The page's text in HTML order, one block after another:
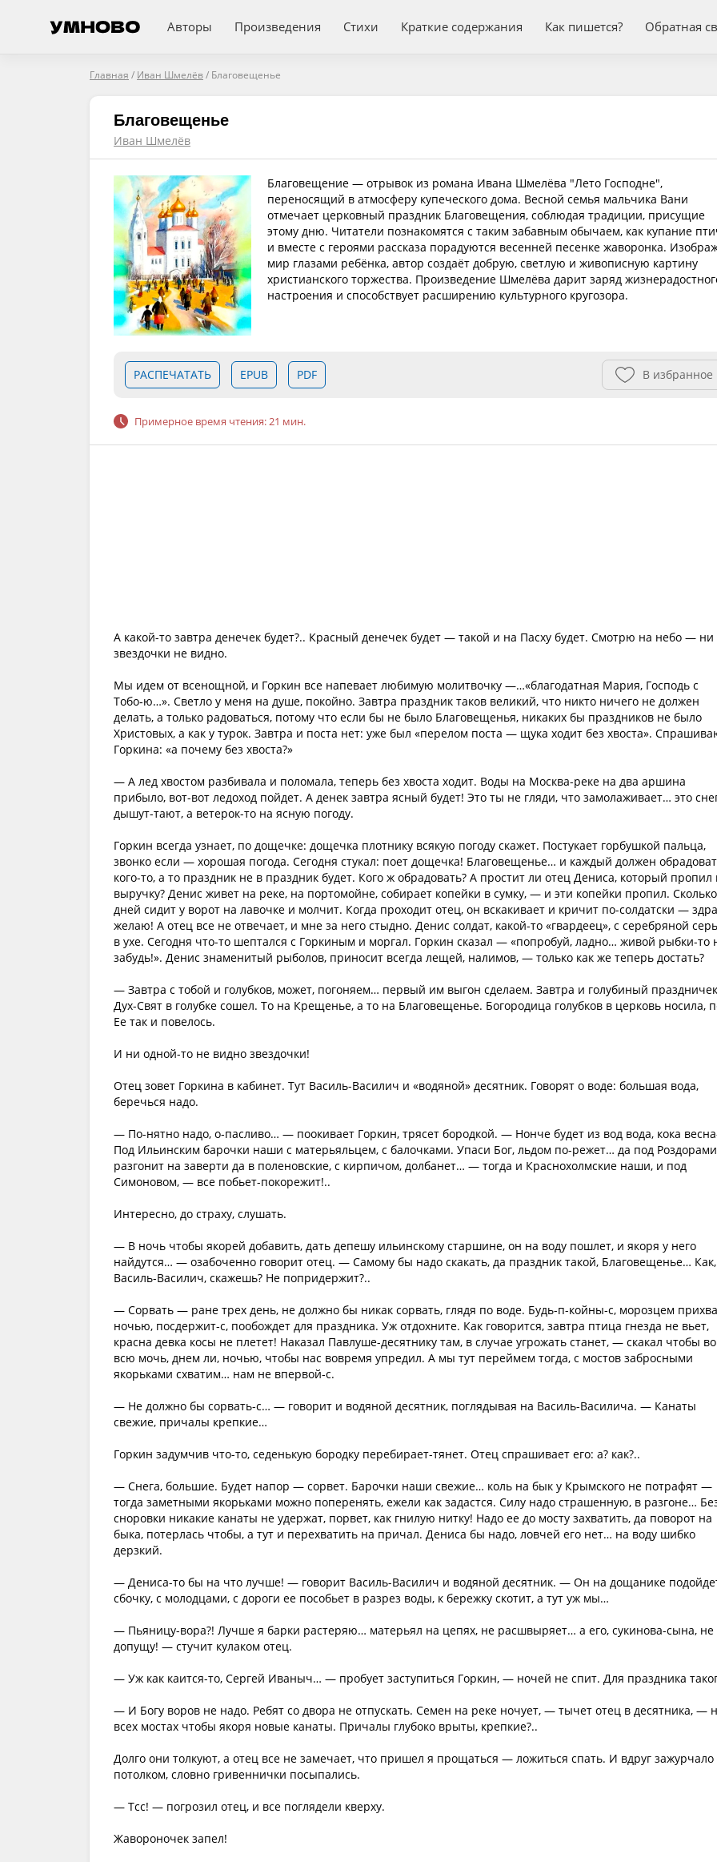
Авторы Произведения Стихи Краткие содержания Как пишется? Обратная
Главная / Иван Шмелёв/ Благовещенье
Благовещенье
Иван Шмелёв
Благовещение — отрывок из романа Ивана Шмелёва "Лето Господне",
переносящий в атмосферу купеческого дома. Весной семья мальчика Вани
отмечает церковный праздник Благовещения, соблюдая традиции, присущие
этому дню. Читатели познакомятся с таким забавным обычаем, как купание
и вместе с героями рассказа порадуются весенней песенке жаворонка.
мир глазами ребёнка, автор создаёт добрую, светлую и живописную картину
христианского торжества. Произведение Шмелёва дарит заряд
настроения и способствует расширению культурного кругозора.
РАСПЕЧАТАТЬ EPUB PDF В избранное
Примерное время чтения: 21 мин.
А какой-то завтра денечек будет?.. Красный денечек будет — такой и на Пасху будет. Смотрю на небо — ни
звездочки не видно.
Мы идем от всенощной, и Горкин все напевает любимую молитвочку —…«благодатная Мария, Господь с
Тобо‑ю…». Светло у меня на душе, покойно. Завтра праздник таков великий, что никто ничего не должен
делать, а только радоваться, потому что если бы не было Благовещенья, никаких бы праздников не было
Христовых, а как у турок. Завтра и поста нет: уже был «перелом поста — щука ходит без хвоста».
Горкина: «а почему без хвоста?»
— А лед хвостом разбивала и поломала, теперь без хвоста ходит. Воды на Москва-реке на два аршина
прибыло, вот-вот ледоход пойдет. А денек завтра ясный будет! Это ты не гляди, что замолаживает… это
дышут-тают, а ветерок-то на ясную погоду.
Горкин всегда узнает, по дощечке: дощечка плотнику всякую погоду скажет. Постукает горбушкой пальца,
звонко если — хорошая погода. Сегодня стукал: поет дощечка! Благовещенье… и каждый должен
кого-то, а то праздник не в праздник будет. Кого ж обрадовать? А простит ли отец Дениса, который пропил
выручку? Денис живет на реке, на портомойне, собирает копейки в сумку, — и эти копейки пропил. Сколько
дней сидит у ворот на лавочке и молчит. Когда проходит отец, он вскакивает и кричит по-солдатски —
желаю! А отец все не отвечает, и мне за него стыдно. Денис солдат, какой-то «гвардеец», с серебряной
в ухе. Сегодня что-то шептался с Горкиным и моргал. Горкин сказал — «попробуй, ладно… живой рыбки-то
забудь!». Денис знаменитый рыболов, приносит всегда лещей, налимов, — только как же теперь достать?
— Завтра с тобой и голубков, может, погоняем… первый им выгон сделаем. Завтра и голубиный
Дух-Свят в голубке сошел. То на Крещенье, а то на Благовещенье. Богородица голубков в церковь носила,
Ее так и повелось.
И ни одной-то не видно звездочки!
Отец зовет Горкина в кабинет. Тут Василь-Василич и «водяной» десятник. Говорят о воде: большая вода,
беречься надо.
— По-нятно надо, о‑пасливо… — поокивает Горкин, трясет бородкой. — Нонче будет из вод вода, кока
Под Ильинским барочки наши с матерьяльцем, с балочками. Упаси Бог, льдом по-режет… да под
разгонит на заверти да в поленовские, с кирпичом, долбанет… — тогда и Краснохолмские наши, и под
Симоновом, — все побьет-покорежит!..
Интересно, до страху, слушать.
— В ночь чтобы якорей добавить, дать депешу ильинскому старшине, он на воду пошлет, и якоря у него
найдутся… — озабоченно говорит отец. — Самому бы надо скакать, да праздник такой, Благовещенье… Как,
Василь-Василич, скажешь? Не попридержит?..
— Сорвать — ране трех день, не должно бы никак сорвать, глядя по воде. Будь-п-койны‑с, морозцем
ночью, посдержит‑с, пообождет для праздника. Уж отдохните. Как говорится, завтра птица гнезда не вьет,
красна девка косы не плетет! Наказал Павлуше-десятнику там, в случае угрожать станет, — скакал чтобы во
всю мочь, днем ли, ночью, чтобы нас вовремя упредил. А мы тут переймем тогда, с мостов забросными
якорьками схватим… нам не впервой‑с.
— Не должно бы сорвать‑с… — говорит и водяной десятник, поглядывая на Василь-Василича. — Канаты
свежие, причалы крепкие…
Горкин задумчив что-то, седенькую бородку перебирает-тянет. Отец спрашивает его: а? как?..
— Снега, большие. Будет напор — сорвет. Барочки наши свежие… коль на бык у Крымского не потрафят —
тогда заметными якорьками можно поперенять, ежели как задастся. Силу надо страшенную, в разгоне…
сноровки никакие канаты не удержат, порвет, как гнилую нитку! Надо ее до мосту захватить, да поворот на
быка, потерлась чтобы, а тут и перехватить на причал. Дениса бы надо, ловчей его нет… на воду шибко
дерзкий.
— Дениса-то бы на что лучше! — говорит Василь-Василич и водяной десятник. — Он на дощанике
сбочку, с молодцами, с дороги ее пособьет в разрез воды, к бережку скотит, а тут уж мы…
— Пьяницу-вора?! Лучше я барки растеряю… матерьял на цепях, не расшвыряет… а его, сукинова-сына, не
допущу! — стучит кулаком отец.
— Уж как каится-то, Сергей Иваныч… — пробует заступиться Горкин, — ночей не спит. Для праздника
— И Богу воров не надо. Ребят со двора не отпускать. Семен на реке ночует, — тычет отец в десятника, —
всех мостах чтобы якоря новые канаты. Причалы глубоко врыты, крепкие?..
Долго они толкуют, а отец все не замечает, что пришел я прощаться — ложиться спать. И вдруг зажурчало
потолком, словно гривеннички посыпались.
— Тсс! — погрозил отец, и все поглядели кверху.
Жавороночек запел!